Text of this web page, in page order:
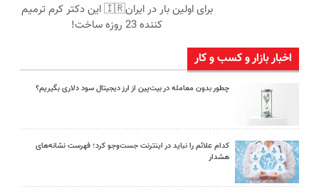
برای اولین بار در ایران🇮🇷 این دکتر کرم ترمیم
کننده 23 روزه ساخت!
اخبار بازار و کسب و کار
چطور بدون معامله در بیت‌پین از ارز دیجیتال سود دلاری بگیریم؟
کدام علائم را نباید در اینترنت جست‌وجو کرد؛ فهرست نشانه‌های
هشدار